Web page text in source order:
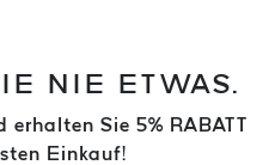
NIE ETWAS.
Sie 5% RABATT
Einkauf!